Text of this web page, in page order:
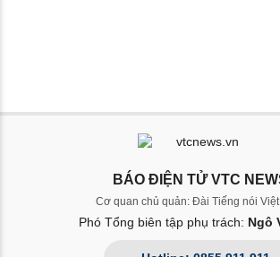
BÁO ĐIỆN TỬ VTC
Cơ quan chủ quản: Đài Tiếng nói
Phó Tổng biên tập phụ trách: Ngô